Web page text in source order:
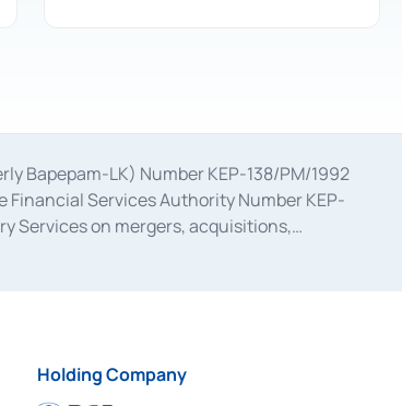
Bapepam-LK) Number KEP-138/PM/1992
Financial Services Authority Number KEP-
Services on mergers, acquisitions,
a business license as a provider of
Holding Company